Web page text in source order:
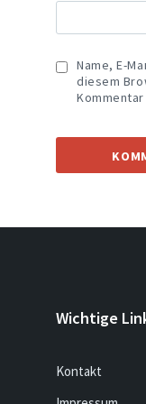
Name, E-
diesem
Wichtige
Kontakt